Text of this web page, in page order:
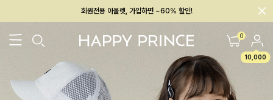
회원전용 아울렛, 가입하면 ~60% 할인!
멤버십 최대 28,000원 혜택 0
10,000
26SS 신상 BEST BABY[6~12M] 아우터/상의 하의/레깅스